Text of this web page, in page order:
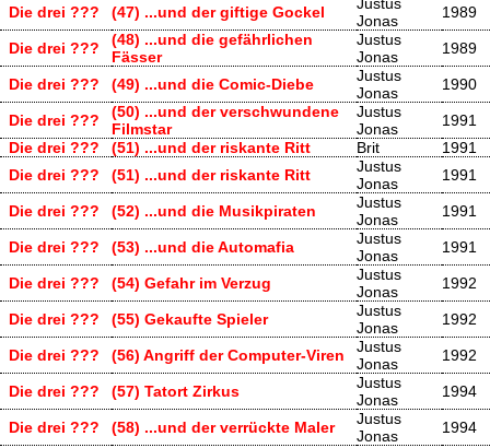
Die drei ??? (47) ...und der giftige Gockel
Jonas
1989
Die drei ???
(48) ...und die gefährlichen
Fässer
Justus
Jonas
1989
Die drei ??? (49) ...und die Comic-Diebe
Justus
Jonas
1990
Die drei ???
(50) ...und der verschwundene
Filmstar
Justus
Jonas
1991
Die drei ???
(51) ...und der riskante Ritt Brit
1991
Die drei ???
(51) ...und der riskante Ritt
Justus
Jonas
1991
Die drei ??? (52) ...und die Musikpiraten
Justus
Jonas
1991
Die drei ??? (53) ...und die Automafia
Justus
Jonas
1991
Die drei ??? (54) Gefahr im Verzug
Justus
Jonas
1992
Die drei ??? (55) Gekaufte Spieler
Justus
Jonas
1992
Die drei ??? (56) Angriff der Computer-Viren
Justus
Jonas
1992
Die drei ??? (57) Tatort Zirkus
Justus
Jonas
1994
Die drei ??? (58) ...und der verrückte Maler
Justus
Jonas
1994